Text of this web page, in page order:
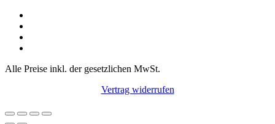
Alle Preise inkl. der gesetzlichen MwSt.
Vertrag widerrufen